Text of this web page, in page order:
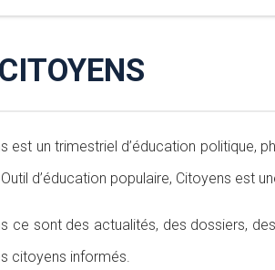
est un trimestriel d’éducation politique,
d’éducation populaire, Citoyens est
ce sont des actualités, des dossiers,
citoyens informés.